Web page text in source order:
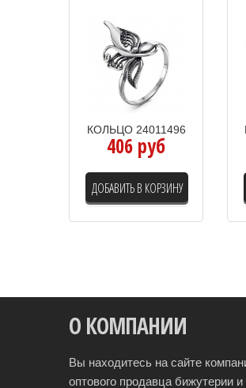
КОЛЬЦО 24011496
406 руб
ДОБАВИТЬ В КОРЗИНУ
О КОМПАНИИ
Вы находитесь на сайте
оптового продавца бижутерии